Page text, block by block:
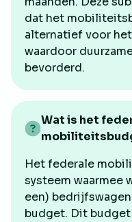
dat het
alternatief voor
waardoor
bevorderd.
Wat is het
Het federale
systeem waarmee
een)
budget. Dit budget